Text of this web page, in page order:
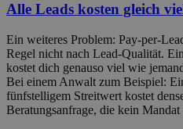
Alle Leads kosten gleich
Ein weiteres Problem: Pay-per-
Regel nicht nach Lead-Qualität.
kostet dich genauso viel wie
Bei einem Anwalt zum Beispiel:
fünfstelligem Streitwert kostet
Beratungsanfrage, die kein